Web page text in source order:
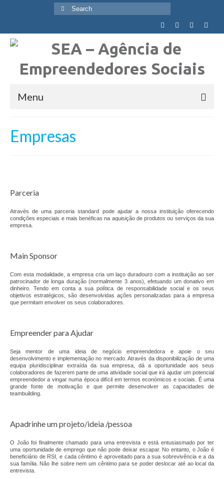
Search
for:
Menu
Visão, Missão e Valores
Empreendedorismo
Go Empreende
Garage Incubator
CriAtive Lab
Emprego
Desmarca-te
Empresas
Parceria
Através de uma parceria standard pode ajudar a nossa instituição oferecendo
condições especiais e mais benéficas na aquisição de produtos ou serviços da sua
empresa.
Main Sponsor
Com esta modalidade, a empresa cria um laço duradouro com a instituição ao ser
patrocinador de longa duração (normalmente 3 anos), efetuando um donativo em
dinheiro. Tendo em conta a sua política de responsabilidade social e os seus
objetivos estratégicos, são desenvolvidas ações personalizadas para a empresa
que permitam envolver os seus colaboradores.
Empreender para Ajudar
Seja mentor de uma ideia de negócio empreendedora e apoie o seu
desenvolvimento e implementação no mercado. Através da disponibilização de uma
equipa pluridisciplinar extraída da sua empresa, dá a oportunidade aos seus
colaboradores de fazerem parte de uma atividade social que irá ajudar um potencial
empreendedor a vingar numa época difícil em termos económicos e sociais. É uma
grande fonte de motivação e que permite desenvolver as capacidades de
teambuilding.
Apadrinhe um projeto/ideia /pessoa
O João foi finalmente chamado para uma entrevista e está entusiasmado por ter
uma oportunidade de emprego que não pode deixar escapar. No entanto, o João é
beneficiário de RSI, e cada cêntimo é aproveitado para a sua sobrevivência e a da
sua família. Não lhe sobre nem um cêntimo para se poder deslocar até ao local da
entrevista.